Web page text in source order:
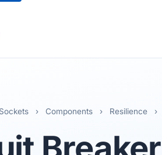
› Components › Resilience ›